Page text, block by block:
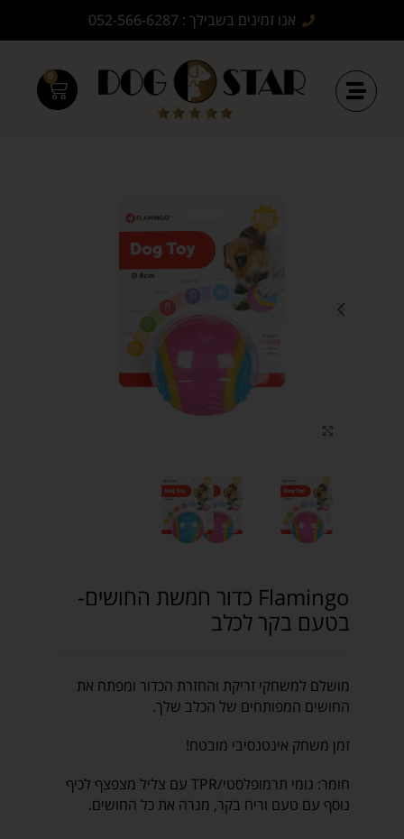
אנו זמינים בשבילך : 052-566-6287
0
Flamingo כדור חמשת החושים-
בטעם בקר לכלב
מושלם למשחקי זריקת והחזרת הכדור ומפתח את
החושים המפותחים של הכלב שלך.
זמן משחק אינטנסיבי מובטח!
חומר: גומי תרמופלסטי/TPR עם צליל מצפצף לכיף
נוסף עם טעם וריח בקר, מגרה את כל החושים.